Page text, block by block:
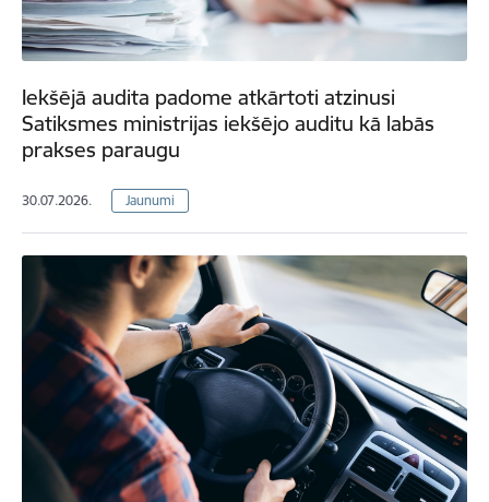
Iekšējā audita padome atkārtoti atzinusi
Satiksmes ministrijas iekšējo auditu kā labās
prakses paraugu
30.07.2026. Jaunumi